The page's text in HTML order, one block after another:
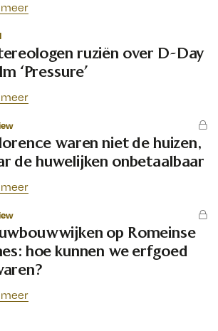
meer
ruziën over D-Day
‘Pressure’
meer
waren niet de huizen,
de huwelijken onbetaalbaar
meer
op Romeinse
hoe kunnen we erfgoed
meer